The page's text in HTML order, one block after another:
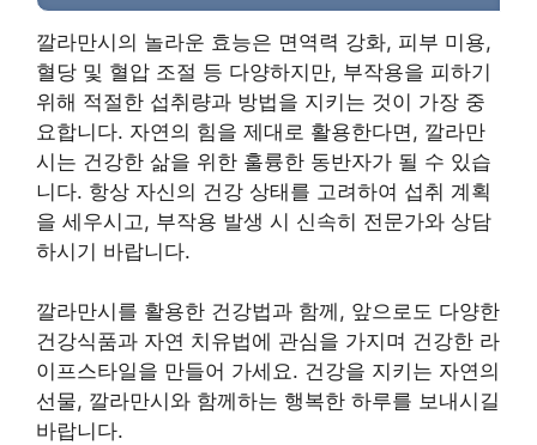
깔라만시의 놀라운 효능은 면역력 강화, 피부 미용,
혈당 및 혈압 조절 등 다양하지만, 부작용을 피하기
위해 적절한 섭취량과 방법을 지키는 것이 가장 중
요합니다. 자연의 힘을 제대로 활용한다면, 깔라만
시는 건강한 삶을 위한 훌륭한 동반자가 될 수 있습
니다. 항상 자신의 건강 상태를 고려하여 섭취 계획
을 세우시고, 부작용 발생 시 신속히 전문가와 상담
하시기 바랍니다.
깔라만시를 활용한 건강법과 함께, 앞으로도 다양한
건강식품과 자연 치유법에 관심을 가지며 건강한 라
이프스타일을 만들어 가세요. 건강을 지키는 자연의
선물, 깔라만시와 함께하는 행복한 하루를 보내시길
바랍니다.